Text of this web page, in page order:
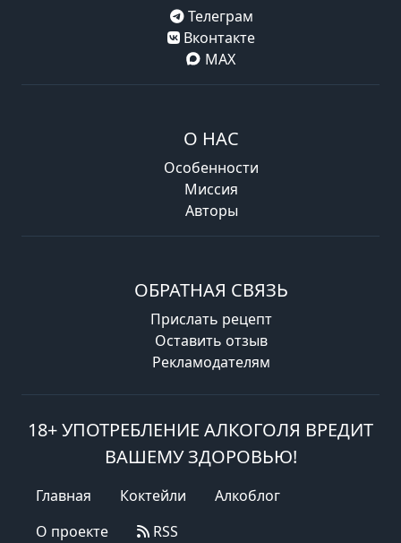
Телеграм
Вконтакте
MAX
О НАС
Особенности
Миссия
Авторы
ОБРАТНАЯ СВЯЗЬ
Прислать рецепт
Оставить отзыв
Рекламодателям
18+ УПОТРЕБЛЕНИЕ АЛКОГОЛЯ ВРЕДИТ
ВАШЕМУ ЗДОРОВЬЮ!
Главная Коктейли
Алкоблог
О проекте
RSS